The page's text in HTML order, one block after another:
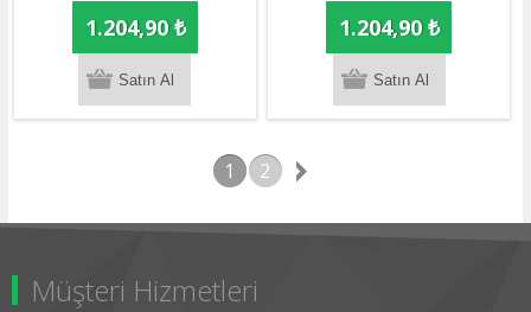
1.204,90 ₺ 1.204,90 ₺
1 2
Müşteri Hizmetleri